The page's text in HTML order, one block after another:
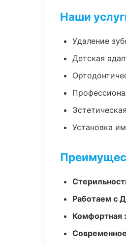
Наши
Удаление
Детская
Установка
Работаем с
Комфортная